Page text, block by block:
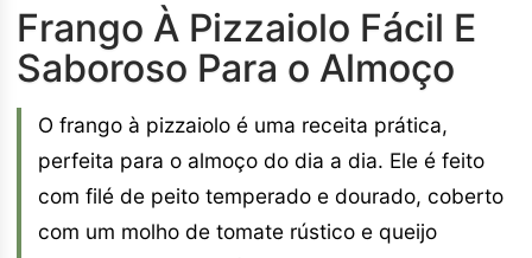
Frango À Pizzaiolo Fácil E
Saboroso Para o Almoço
O frango à pizzaiolo é uma receita prática,
perfeita para o almoço do dia a dia. Ele é feito
com filé de peito temperado e dourado, coberto
com um molho de tomate rústico e queijo